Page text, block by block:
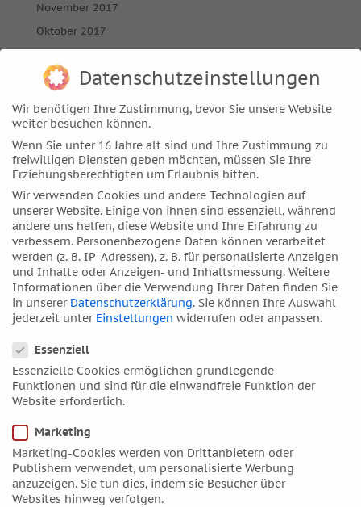
November 2017
Oktober 2017
September 2017
August 2017
Juni 2017
Mai 2017
April 2017
März 2017
Februar 2017
Januar 2017
Dezember 2016
November 2016
Oktober 2016
August 2016
Juli 2016
Juni 2016
April 2016
März 2016
Februar 2016
Datenschutzeinstellungen
Wir benötigen Ihre Zustimmung, bevor Sie unsere Website
weiter besuchen können.
Wenn Sie unter 16 Jahre alt sind und Ihre Zustimmung zu
freiwilligen Diensten geben möchten, müssen Sie Ihre
Erziehungsberechtigten um Erlaubnis bitten.
Wir verwenden Cookies und andere Technologien auf
unserer Website. Einige von ihnen sind essenziell, während
andere uns helfen, diese Website und Ihre Erfahrung zu
verbessern. Personenbezogene Daten können verarbeitet
werden (z. B. IP-Adressen), z. B. für personalisierte Anzeigen
und Inhalte oder Anzeigen- und Inhaltsmessung. Weitere
Informationen über die Verwendung Ihrer Daten finden Sie
in unserer Datenschutzerklärung. Sie können Ihre Auswahl
jederzeit unter Einstellungen widerrufen oder anpassen.
Essenziell
Essenzielle Cookies ermöglichen grundlegende
Funktionen und sind für die einwandfreie Funktion der
Website erforderlich.
Marketing
Marketing-Cookies werden von Drittanbietern oder
Publishern verwendet, um personalisierte Werbung
anzuzeigen. Sie tun dies, indem sie Besucher über
Websites hinweg verfolgen.